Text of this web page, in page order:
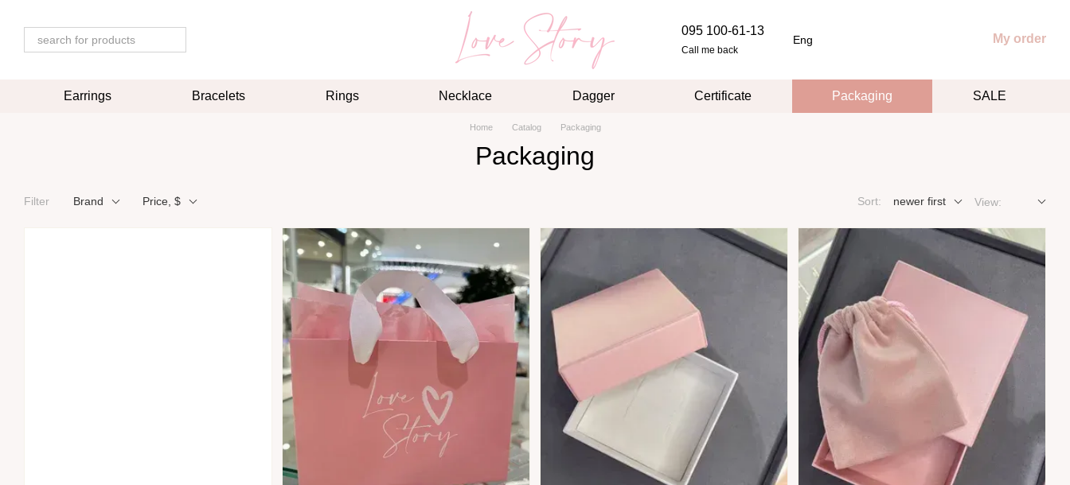
095 100-61-13
Call me back
Eng My order
Earrings Bracelets Rings Necklace Dagger Certificate Packaging SALE
Home Catalog Packaging
Packaging
Filter Brand Price, $ Sort: newer first View: